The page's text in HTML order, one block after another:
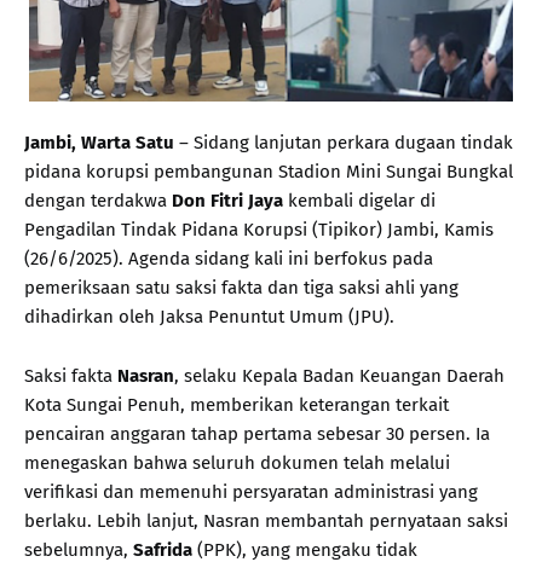
Jambi, Warta Satu – Sidang lanjutan perkara dugaan tindak
pidana korupsi pembangunan Stadion Mini Sungai Bungkal
dengan terdakwa Don Fitri Jaya kembali digelar di
Pengadilan Tindak Pidana Korupsi (Tipikor) Jambi, Kamis
(26/6/2025). Agenda sidang kali ini berfokus pada
pemeriksaan satu saksi fakta dan tiga saksi ahli yang
dihadirkan oleh Jaksa Penuntut Umum (JPU).
Saksi fakta Nasran, selaku Kepala Badan Keuangan Daerah
Kota Sungai Penuh, memberikan keterangan terkait
pencairan anggaran tahap pertama sebesar 30 persen. Ia
menegaskan bahwa seluruh dokumen telah melalui
verifikasi dan memenuhi persyaratan administrasi yang
berlaku. Lebih lanjut, Nasran membantah pernyataan saksi
sebelumnya, Safrida (PPK), yang mengaku tidak